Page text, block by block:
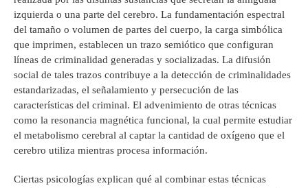
izquierda o una parte del cerebro. La fundamentación espectral
del tamaño o volumen de partes del cuerpo, la carga simbólica
que imprimen, establecen un trazo semiótico que configuran
líneas de criminalidad generadas y socializadas. La difusión
social de tales trazos contribuye a la detección de criminalidades
estandarizadas, el señalamiento y persecución de las
características del criminal. El advenimiento de otras técnicas
como la resonancia magnética funcional, la cual permite estudiar
el metabolismo cerebral al captar la cantidad de oxígeno que el
cerebro utiliza mientras procesa información.
Ciertas psicologías explican qué al combinar estas técnicas